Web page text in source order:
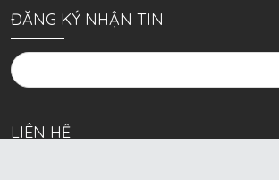
ĐĂNG KÝ NHẬN TIN
LIÊN HỆ